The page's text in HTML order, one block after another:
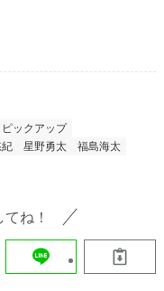
ピックアップ
紀 星野勇太
福島海太
ね！